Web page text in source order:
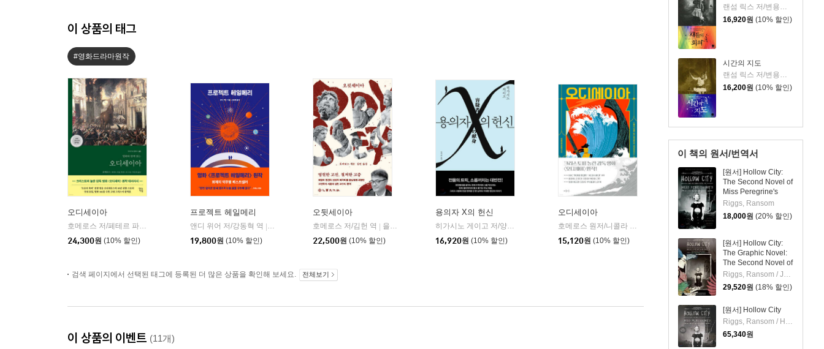
랜섬 릭스 저/변용란 역
16,920원 (10% 할인)
시간의 지도
랜섬 릭스 저/변용란 역
16,200원 (10% 할인)
이 책의 원서/번역서
[원서] Hollow City:
The Second Novel of
Miss Peregrine's
Peculiar Children
Riggs, Ransom
18,000원 (20% 할인)
[원서] Hollow City:
The Graphic Novel:
The Second Novel of
Miss Peregrine's
Peculiar Children
29,520원 (18% 할인)
[원서] Hollow City
Riggs, Ransom / Heyborne, Kirby
65,340원
이 상품의 태그
#영화드라마원작
오디세이아
호메로스 저/페테르 파울 루벤스 그림/박문재 역
현대지성
24,300원 (10% 할인)
프로젝트 헤일메리
앤디 위어 저/강동혁 역
알에이치코리아(RHK)
19,800원 (10% 할인)
오뒷세이아
호메로스 저/김헌 역
을유문화사
22,500원 (10% 할인)
용의자 X의 헌신
히가시노 게이고 저/양억관 역
16,920원 (10% 할인)
오디세이아
호메로스 원저/니콜라 친퀘티 글/데시데리아 귀치아르디니 그림/이승수 역
15,120원 (10% 할인)
검색 페이지에서 선택된 태그에 등록된 더 많은 상품을 확인해 보세요. 전체보기
이 상품의 이벤트 (11개)